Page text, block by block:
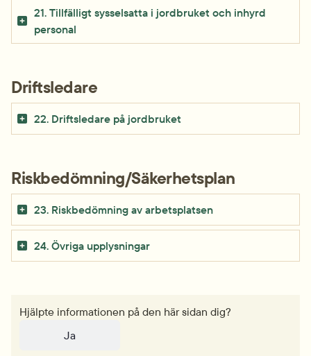
21. Tillfälligt sysselsatta i jordbruket och inhyrd
personal
Driftsledare
22. Driftsledare på jordbruket
Riskbedömning/Säkerhetsplan
23. Riskbedömning av arbetsplatsen
24. Övriga upplysningar
Hjälpte informationen på den här sidan dig?
Ja